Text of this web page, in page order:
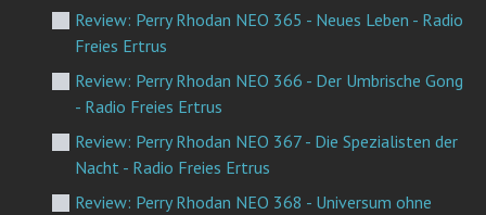
Review: Perry Rhodan NEO 365 - Neues Leben - Radio
Freies Ertrus
Review: Perry Rhodan NEO 366 - Der Umbrische Gong
- Radio Freies Ertrus
Review: Perry Rhodan NEO 367 - Die Spezialisten der
Nacht - Radio Freies Ertrus
Review: Perry Rhodan NEO 368 - Universum ohne